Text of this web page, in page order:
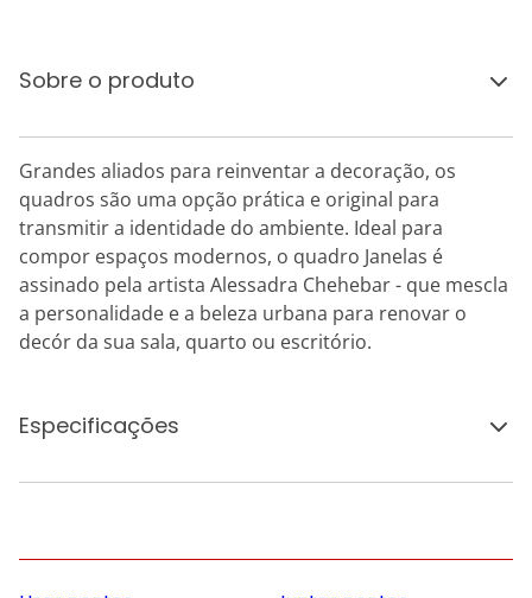
Sobre o produto
Grandes aliados para reinventar a decoração, os
quadros são uma opção prática e original para
transmitir a identidade do ambiente. Ideal para
compor espaços modernos, o quadro Janelas é
assinado pela artista Alessadra Chehebar - que mescla
a personalidade e a beleza urbana para renovar o
decór da sua sala, quarto ou escritório.
Especificações